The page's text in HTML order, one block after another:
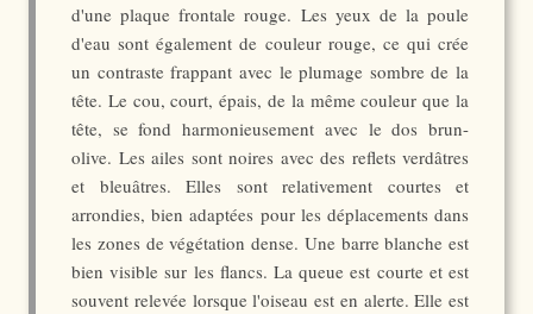
d'une plaque frontale rouge. Les yeux de la poule
d'eau sont également de couleur rouge, ce qui crée
un contraste frappant avec le plumage sombre de la
tête. Le cou, court, épais, de la même couleur que la
tête, se fond harmonieusement avec le dos brun-
olive. Les ailes sont noires avec des reflets verdâtres
et bleuâtres. Elles sont relativement courtes et
arrondies, bien adaptées pour les déplacements dans
les zones de végétation dense. Une barre blanche est
bien visible sur les flancs. La queue est courte et est
souvent relevée lorsque l'oiseau est en alerte. Elle est